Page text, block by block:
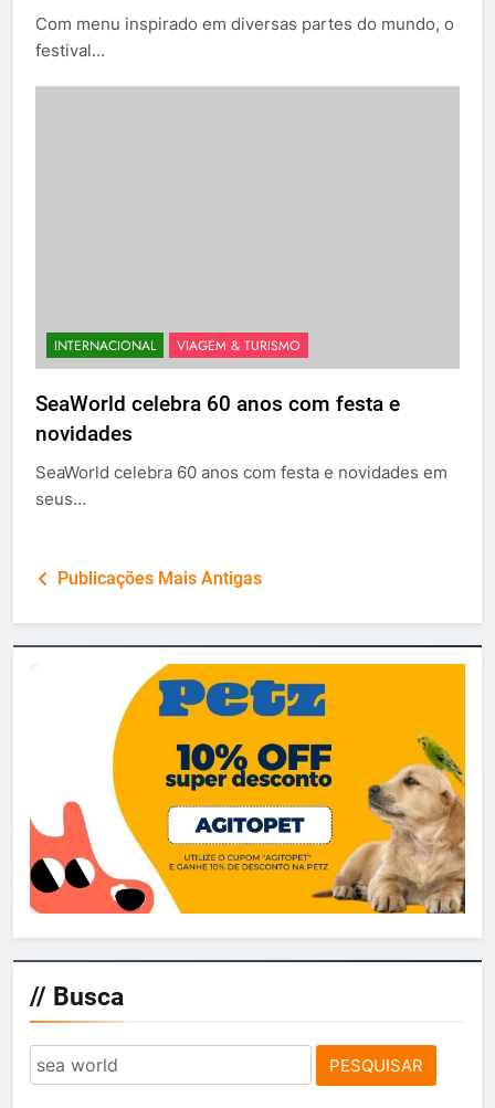
Com menu inspirado em diversas partes do mundo, o
festival…
INTERNACIONAL VIAGEM & TURISMO
SeaWorld celebra 60 anos com festa e
novidades
SeaWorld celebra 60 anos com festa e novidades em
seus…
Navegação
por
posts
Publicações Mais Antigas
// Busca
Pesquisar
por: